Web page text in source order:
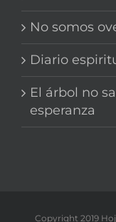
No somos
Diario
El árbol no
esperanza
Copyright 2019